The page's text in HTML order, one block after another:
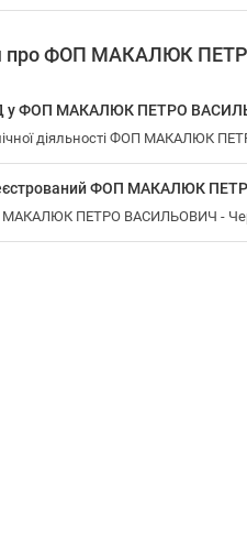
про ФОП МАКАЛЮК
у ФОП МАКАЛЮК ПЕТРО
діяльності ФОП МАКАЛЮК
ФОП МАКАЛЮК
МАКАЛЮК ПЕТРО ВАСИЛЬОВИЧ -